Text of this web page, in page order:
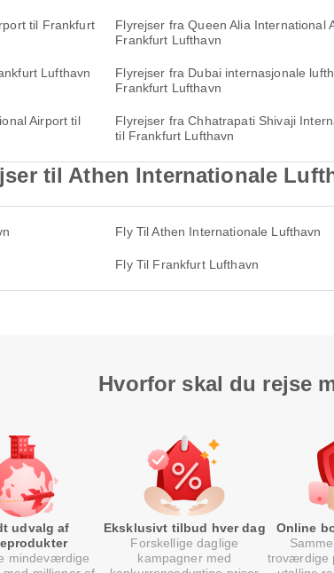
til Frankfurt
Flyrejser fra Queen Alia International
Frankfurt Lufthavn
Lufthavn
Flyrejser fra Dubai internasjonale
Frankfurt Lufthavn
Airport til
Flyrejser fra Chhatrapati Shivaji
til Frankfurt Lufthavn
til Athen Internationale
Fly Til Athen Internationale Lufthavn
Fly Til Frankfurt Lufthavn
Hvorfor skal du rejse
udvalg af
mindeværdige
Eksklusivt tilbud hver dag
Forskellige daglige
kampagner med
Online
troværdige